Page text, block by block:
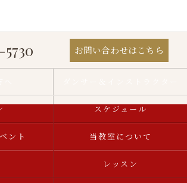
お問い合わせはこちら
スケジュール
ント 当教室について
レッスン